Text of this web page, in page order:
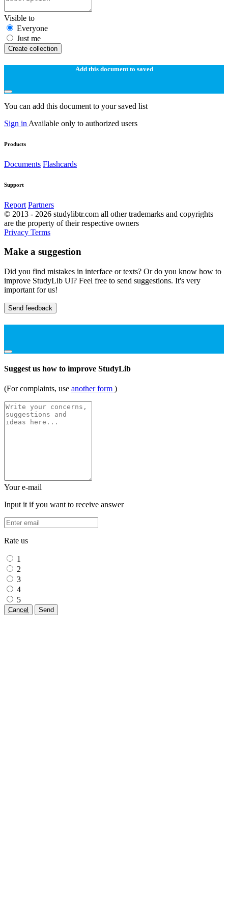
Visible to
Everyone
Just me
Create collection
Add this document to saved
You can add this document to your saved list
Sign in Available only to authorized users
Products
Documents Flashcards
Support
Report Partners
© 2013 - 2026 studylibtr.com all other trademarks and copyrights
are the property of their respective owners
Privacy Terms
Make a suggestion
Did you find mistakes in interface or texts? Or do you know how to
improve StudyLib UI? Feel free to send suggestions. It's very
important for us!
Send feedback
Suggest us how to improve StudyLib
(For complaints, use another form )
Your e-mail
Input it if you want to receive answer
Rate us
1
2
3
4
5
Cancel Send